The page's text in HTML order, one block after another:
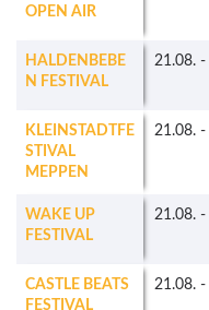
OPEN AIR
HALDENBEBE
N FESTIVAL
21.08. -
KLEINSTADTFE
STIVAL
MEPPEN
21.08. -
WAKE UP
FESTIVAL
21.08. -
CASTLE BEATS
FESTIVAL
21.08. -